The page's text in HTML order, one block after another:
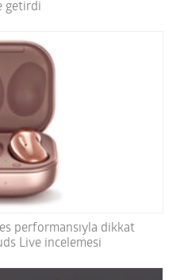
getirdi
performansıyla dikkat
Live incelemesi